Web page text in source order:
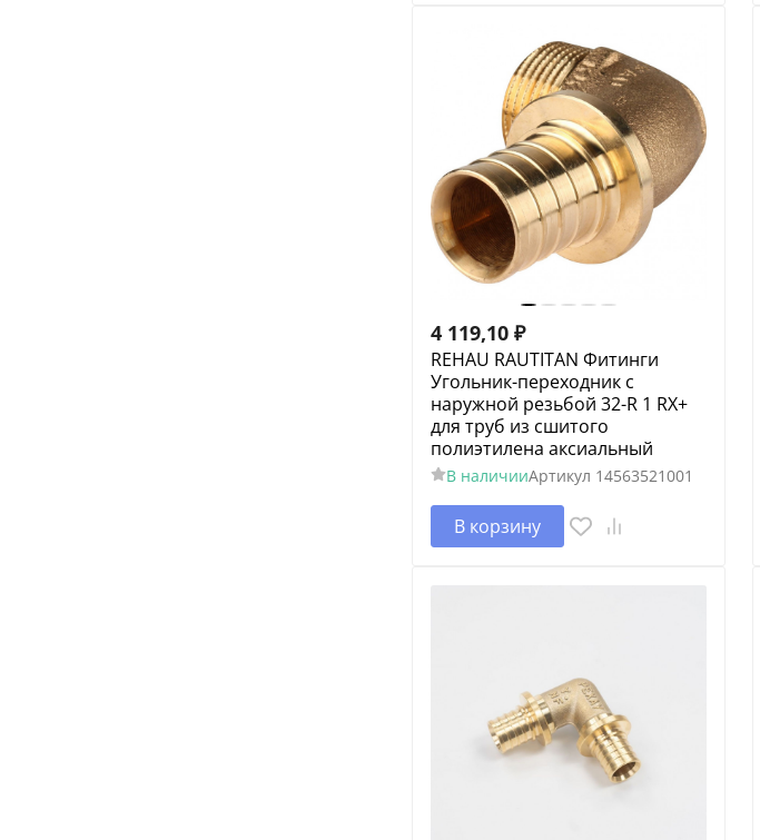
4 119,10 ₽
REHAU RAUTITAN Фитинги
Угольник-переходник с
наружной резьбой 32-R 1 RX+
для труб из сшитого
полиэтилена аксиальный
В наличииАртикул 14563521001
В корзину